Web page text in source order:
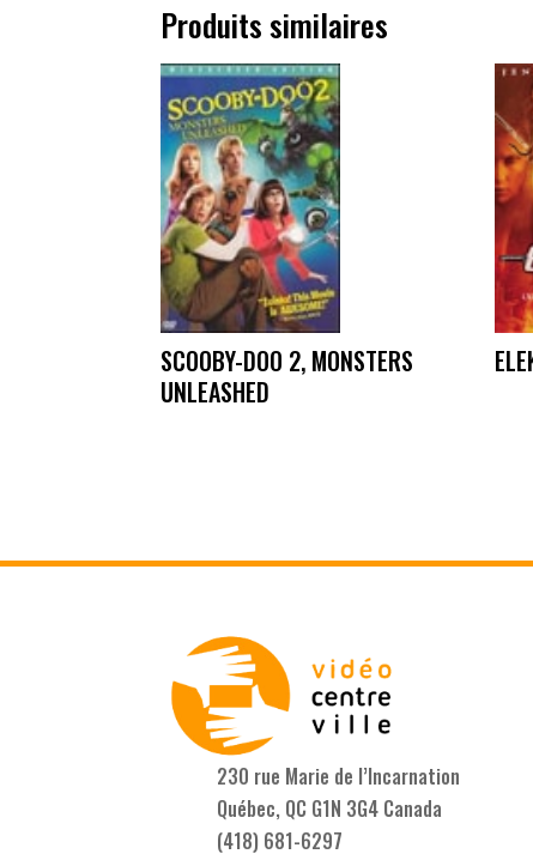
Produits similaires
SCOOBY-DOO 2, MONSTERS
UNLEASHED
230 rue Marie de l’Incarnation
Québec, QC G1N 3G4 Canada
(418) 681-6297